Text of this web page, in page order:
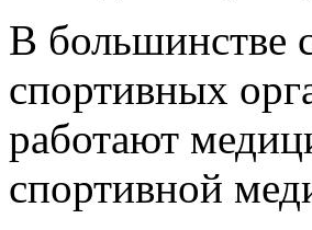
В большинстве
спортивных
работают
спортивной